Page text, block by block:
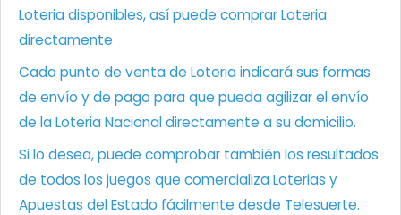
Loteria disponibles, así puede comprar Loteria
directamente
Cada punto de venta de Loteria indicará sus formas
de envío y de pago para que pueda agilizar el envío
de la Loteria Nacional directamente a su domicilio.
Si lo desea, puede comprobar también los resultados
de todos los juegos que comercializa Loterias y
Apuestas del Estado fácilmente desde Telesuerte.